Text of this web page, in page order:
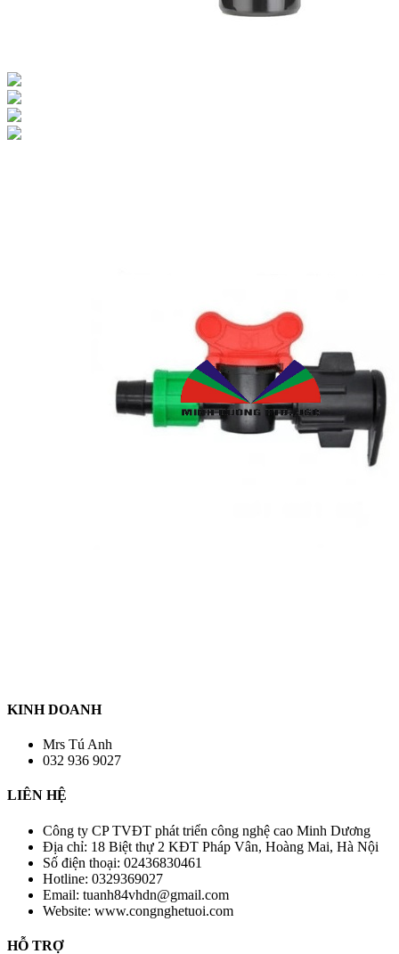
KINH DOANH
Mrs Tú Anh
032 936 9027
LIÊN HỆ
Công ty CP TVĐT phát triển công nghệ cao Minh Dương
Địa chỉ: 18 Biệt thự 2 KĐT Pháp Vân, Hoàng Mai, Hà Nội
Số điện thoại: 02436830461
Hotline: 0329369027
Email: tuanh84vhdn@gmail.com
Website: www.congnghetuoi.com
HỖ TRỢ